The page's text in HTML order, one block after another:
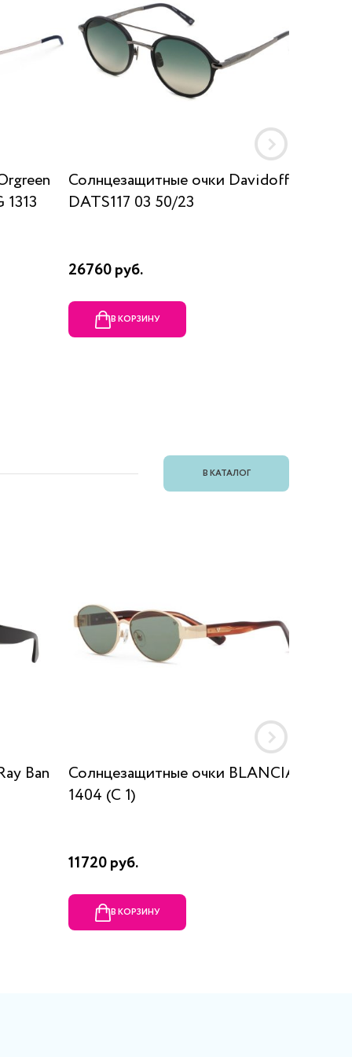
1313
Солнцезащитные очки Davidoff
DATS117 03 50/23
26760 руб.
В КОРЗИНУ
В КАТАЛОГ
Ban
Солнцезащитные очки BLANCIA
1404 (C 1)
11720 руб.
В КОРЗИНУ